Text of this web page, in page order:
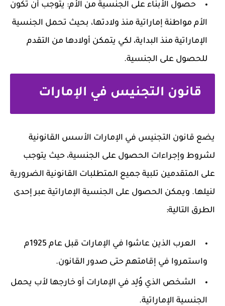
حصول الأبناء على الجنسية من الأم: يتوجب أن تكون
الأم مواطنة إماراتية منذ ولادتها، بحيث تحمل الجنسية
الإماراتية منذ البداية، لكي يتمكن أولادها من التقدم
للحصول على الجنسية.
قانون التجنيس في الإمارات
يضع قانون التجنيس في الإمارات الأسس القانونية
لشروط وإجراءات الحصول على الجنسية، حيث يتوجب
على المتقدمين تلبية جميع المتطلبات القانونية الضرورية
لنيلها. ويمكن الحصول على الجنسية الإماراتية عبر إحدى
الطرق التالية:
العرب الذين عاشوا في الإمارات قبل عام 1925م
واستمروا في إقامتهم حتى صدور القانون.
الشخص الذي وُلِد في الإمارات أو خارجها لأب يحمل
الجنسية الإماراتية.